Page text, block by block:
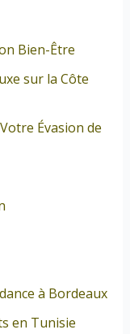
Bien-Être
sur la Côte
Évasion de
à Bordeaux
en Tunisie